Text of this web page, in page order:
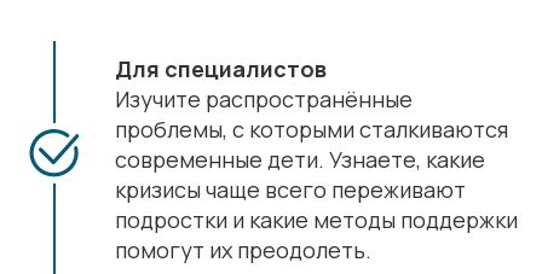
Для специалистов
Изучите распространённые
проблемы, с которыми сталкиваются
современные дети. Узнаете, какие
кризисы чаще всего переживают
подростки и какие методы поддержки
помогут их преодолеть.